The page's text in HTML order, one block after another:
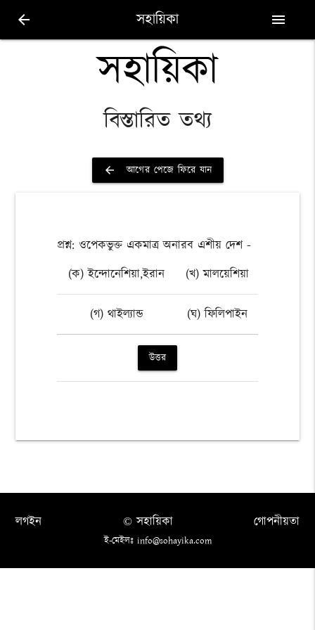
arrow_back সহায়িকা menu
সহায়িকা
বিস্তারিত তথ্য
arrow_back আগের পেজে ফিরে যান
প্রশ্ন: ওপেকভুক্ত একমাত্র অনারব এশীয় দেশ -
(ক) ইন্দোনেশিয়া,ইরান
(খ) মালয়েশিয়া
(গ) থাইল্যান্ড (ঘ) ফিলিপাইন
উত্তর
লগইন গোপনীয়তা
© সহায়িকা
ই-মেইলঃ info@sohayika.com